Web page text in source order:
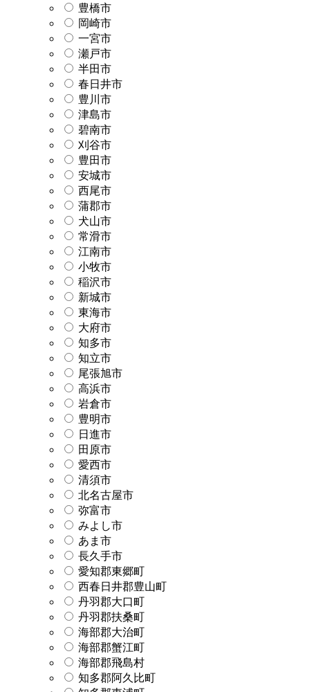
豊橋市
岡崎市
一宮市
瀬戸市
半田市
春日井市
豊川市
津島市
碧南市
刈谷市
豊田市
安城市
西尾市
蒲郡市
犬山市
常滑市
江南市
小牧市
稲沢市
新城市
東海市
大府市
知多市
知立市
尾張旭市
高浜市
岩倉市
豊明市
日進市
田原市
愛西市
清須市
北名古屋市
弥富市
みよし市
あま市
長久手市
愛知郡東郷町
西春日井郡豊山町
丹羽郡大口町
丹羽郡扶桑町
海部郡大治町
海部郡蟹江町
海部郡飛島村
知多郡阿久比町